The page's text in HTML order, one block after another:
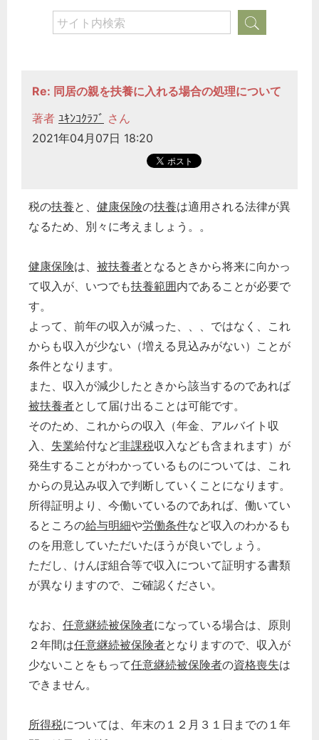
Re: 同居の親を扶養に入れる場合の処理について
著者 ﾕｷﾝｺｸﾗﾌﾞ さん
2021年04月07日 18:20
税の扶養と、 健康保険の扶養は適用される法律が異
なるため、別々に考えましょう。。
健康保険は、 被扶養者となるときから将来に向かっ
て収入が、いつでも扶養範囲内であることが必要で
す。
よって、前年の収入が減った、、、ではなく、これ
からも収入が少ない（増える見込みがない）ことが
条件となります。
また、収入が減少したときから該当するのであれば
被扶養者として届け出ることは可能です。
そのため、これからの収入（年金、アルバイト収
入、 失業給付など非課税収入なども含まれます）が
発生することがわかっているものについては、これ
からの見込み収入で判断していくことになります。
所得証明より、今働いているのであれば、働いてい
るところの給与明細や労働条件など収入のわかるも
のを用意していただいたほうが良いでしょう。
ただし、けんぽ組合等で収入について証明する書類
が異なりますので、ご確認ください。
なお、 任意継続被保険者になっている場合は、原則
２年間は任意継続被保険者となりますので、収入が
少ないことをもって任意継続被保険者の資格喪失は
できません。
所得税については、年末の１２月３１日までの１年